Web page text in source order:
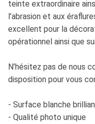
teinte extraordinaire
l’abrasion et aux
excellent pour la
opérationnel ainsi que
N’hésitez pas de nous
disposition pour vous
- Surface blanche
- Qualité photo unique